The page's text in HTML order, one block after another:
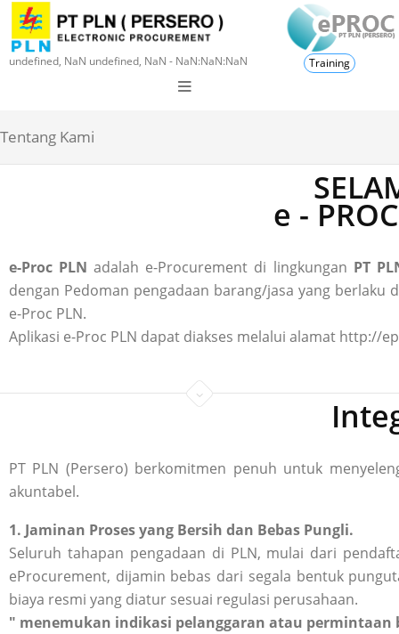
undefined, NaN undefined, NaN - NaN:NaN:NaN Training
Tentang Kami
e -
e-Proc PLN adalah e-Procurement di lingkungan PT
dengan Pedoman pengadaan barang/jasa yang berlaku
e-Proc PLN.
Aplikasi e-Proc PLN dapat diakses melalui alamat http://
PT PLN (Persero) berkomitmen penuh untuk
akuntabel.
1. Jaminan Proses yang Bersih dan Bebas Pungli.
Seluruh tahapan pengadaan di PLN, mulai dari
eProcurement, dijamin bebas dari segala bentuk
biaya resmi yang diatur sesuai regulasi perusahaan.
" menemukan indikasi pelanggaran atau permintaan